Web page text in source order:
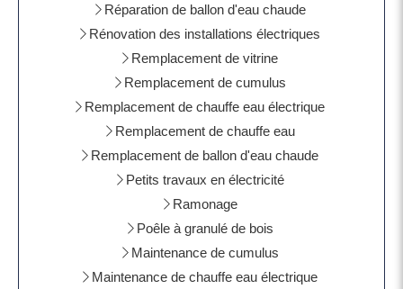
Réparation de ballon d'eau chaude
Rénovation des installations électriques
Remplacement de vitrine
Remplacement de cumulus
Remplacement de chauffe eau électrique
Remplacement de chauffe eau
Remplacement de ballon d'eau chaude
Petits travaux en électricité
Ramonage
Poêle à granulé de bois
Maintenance de cumulus
Maintenance de chauffe eau électrique